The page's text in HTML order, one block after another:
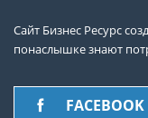
Сайт Бизнес Ресурс
понаслышке знают
FACEBOOK